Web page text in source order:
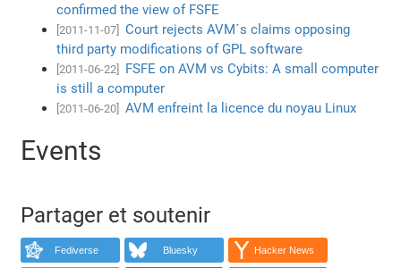
confirmed the view of FSFE
[2011-11-07]
Court rejects AVM´s claims opposing
third party modifications of GPL software
[2011-06-22]
FSFE on AVM vs Cybits: A small computer
is still a computer
[2011-06-20] AVM enfreint la licence du noyau Linux
Events
Partager et soutenir
Fediverse Bluesky Hacker News